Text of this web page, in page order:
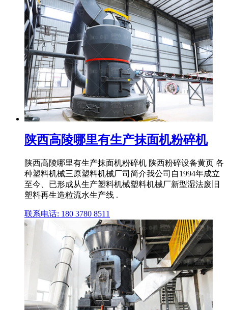
陕西高陵哪里有生产抹面机粉碎机
陕西高陵哪里有生产抹面机粉碎机 陕西粉碎设备黄页 各
种塑料机械三原塑料机械厂司简介我公司自1994年成立
至今、已形成从生产塑料机械塑料机械厂新型湿法废旧
塑料再生造粒流水生产线 .
联系电话: 180 3780 8511